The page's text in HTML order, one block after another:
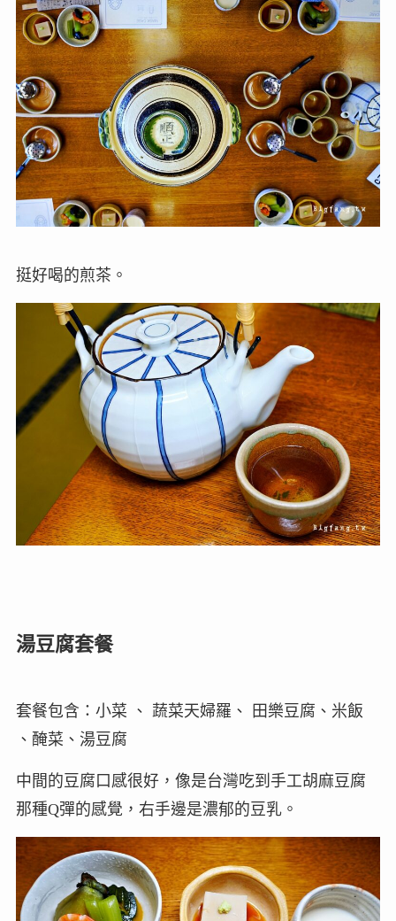
挺好喝的煎茶。
湯豆腐套餐
套餐包含：小菜 、 蔬菜天婦羅、 田樂豆腐、米飯
、醃菜、湯豆腐
中間的豆腐口感很好，像是台灣吃到手工胡麻豆腐
那種Q彈的感覺，右手邊是濃郁的豆乳。